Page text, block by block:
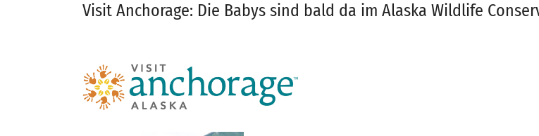
Visit Anchorage: Die Babys sind bald da im Alaska Wildlife